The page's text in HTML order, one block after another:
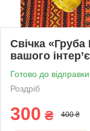
Свічка
вашого
Готово до відправки
Роздріб
300 ₴ 400 ₴